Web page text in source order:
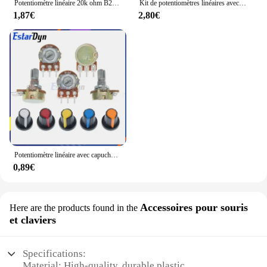
Potentiomètre linéaire 20k ohm B20K ohm 15mm + écrou linéaire
1,87€
Kit de potentiomètres linéaires avec kg et rondelles, WH148, 15mm, 3 broches, 1K, 2K, 5K, 10K, 20K, 50K, 100K, 250K, 1m, 10 pièces
2,80€
Potentiomètre linéaire avec capuchon de document aléatoire, arbre de 15mm avec kg et rondelles, 3 broches, WH148, B1K, B2K, B5K, B10K, B20K, B50K, B100K, WH148
0,89€
Here are the products found in the Accessoires pour souris
et claviers
Specifications: